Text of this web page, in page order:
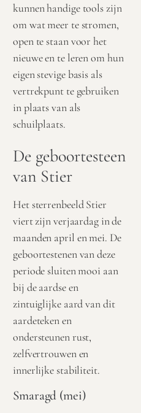
kunnen handige tools zijn
om wat meer te stromen,
open te staan voor het
nieuwe en te leren om hun
eigen stevige basis als
vertrekpunt te gebruiken
in plaats van als
schuilplaats.
De geboortesteen
van Stier
Het sterrenbeeld Stier
viert zijn verjaardag in de
maanden april en mei. De
geboortestenen van deze
periode sluiten mooi aan
bij de aardse en
zintuiglijke aard van dit
aardeteken en
ondersteunen rust,
zelfvertrouwen en
innerlijke stabiliteit.
Smaragd (mei)